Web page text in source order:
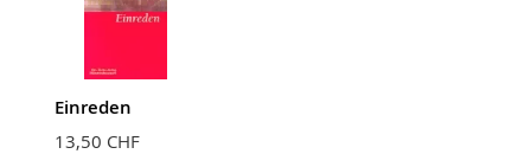
Einreden
13,50 CHF